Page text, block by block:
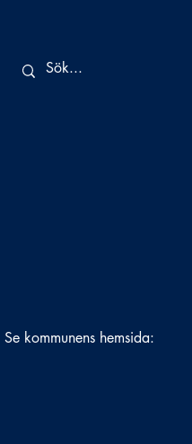
kommunens hemsida: